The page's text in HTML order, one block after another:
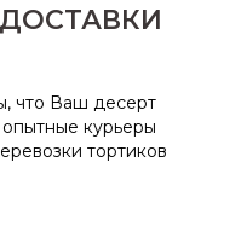
что Ваш десерт
курьеры
тортиков